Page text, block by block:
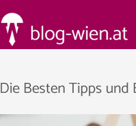
Die Besten Tipps und